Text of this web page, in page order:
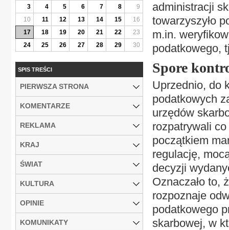
administracji
towarzyszyło
m.in.
podatkowego,
Spore
Uprzednio, do
podatkowych
urzędów
rozpatrywali
początkiem
regulację,
decyzji
Oznaczało to,
rozpoznaje
podatkowego
skarbowej, w
3
4 5 6 7 8
9
10
11 12 13 14 15
16
17
18 19 20 21 22
23
24
25 26 27 28 29 30
SPIS TREŚCI
PIERWSZA STRONA
KOMENTARZE
REKLAMA
KRAJ
ŚWIAT
KULTURA
OPINIE
KOMUNIKATY